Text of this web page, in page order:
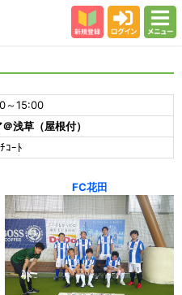
果
質問
の声
～15:00
浅草（屋根付）
ｺｰﾄ
FC花田